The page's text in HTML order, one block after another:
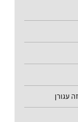
עגורן